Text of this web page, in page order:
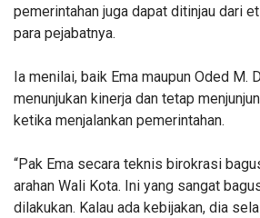
pemerintahan juga dapat ditinjau dari
para pejabatnya.
Ia menilai, baik Ema maupun Oded M.
menunjukan kinerja dan tetap
ketika menjalankan pemerintahan.
“Pak Ema secara teknis birokrasi
arahan Wali Kota. Ini yang sangat
dilakukan. Kalau ada kebijakan, dia